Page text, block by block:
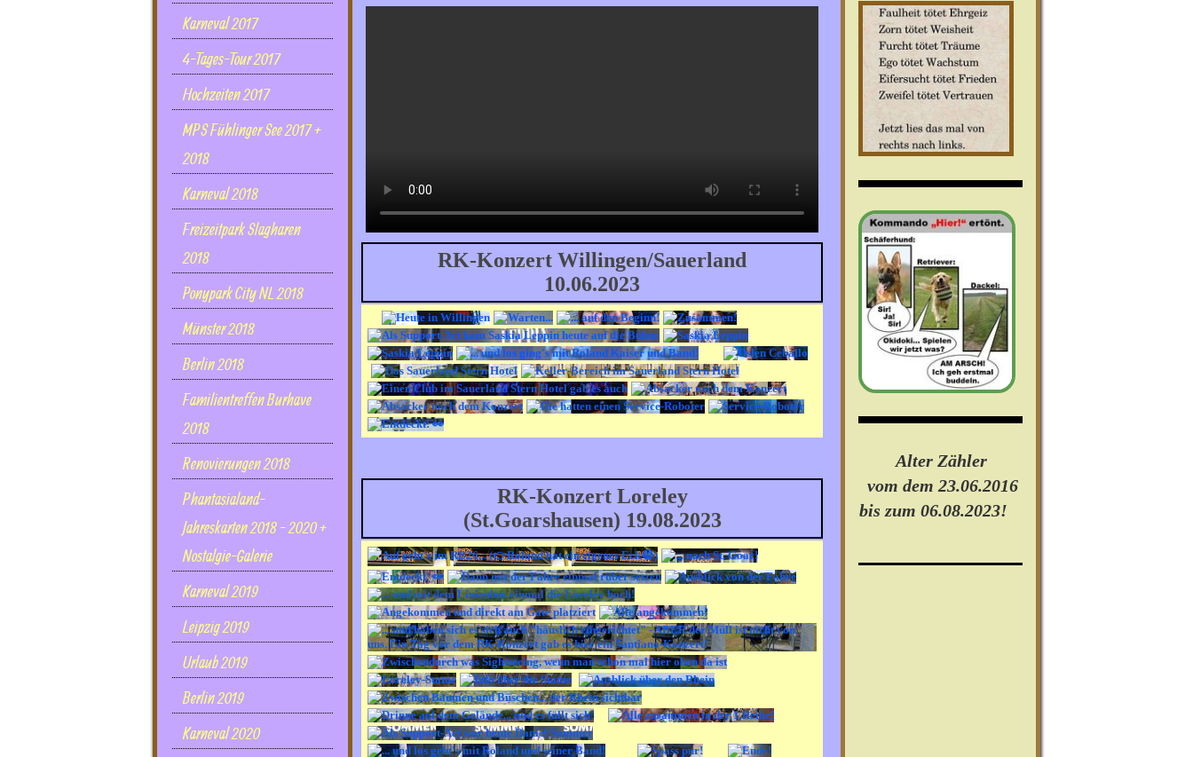
Karneval 2017
4-Tages-Tour 2017
Hochzeiten 2017
MPS Fühlinger See 2017 +
2018
Karneval 2018
Freizeitpark Slagharen
2018
Ponypark City NL 2018
Münster 2018
Berlin 2018
Familientreffen Burhave
2018
Renovierungen 2018
Phantasialand-
Jahreskarten 2018 - 2020 +
Nostalgie-Galerie
Karneval 2019
Leipzig 2019
Urlaub 2019
Berlin 2019
Karneval 2020
Alter Zähler
vom dem 23.06.2016
bis zum 06.08.2023!
RK-Konzert Willingen/Sauerland
10.06.2023
RK-Konzert Loreley
(St.Goarshausen) 19.08.2023